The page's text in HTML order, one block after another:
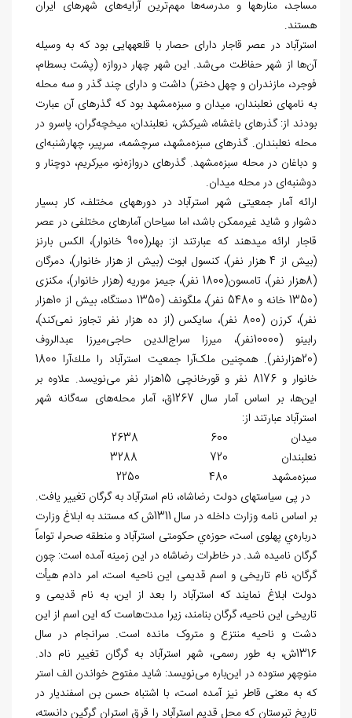
مساجد، مناره‏ها و مدرسهها مهمترین آرایههای شهرهای ایران
هستند.
استرآباد در عصر قاجار دارای حصار با قلعه‏هایی بود که به وسیله
آنها از شهر حفاظت میشد. اين شهر چهار دروازه (پشت بسطام،
فوجرد، مازندران و چهل دختر) داشت و دارای چند گذر و سه محله
به نام‏های نعلبندان، میدان و سبزهمشهد بود که گذرهای آن عبارت
بودند از: گذرهای باغشاه، شیرکش، نعلبندان، میخچهگران، پاسرو در
محله نعلبندان. گذرهای سبزهمشهد، سرچشمه، سرپیر، چهارشنبه‏‌ای
و دباغان در محله سبزهمشهد. گذرهای دروازهنو، میرکریم، دوچنار و
دوشنبه‌‏ای در محله میدان.
ارائه آمار جمعیتی شهر استرآباد در دوره‏های مختلف، کار بسیار
دشوار و شاید غیرممکن باشد، اما سیاحان آمارهای مختلفی در عصر
قاجار ارائه می‏دهند که عبارتند از: بهلر(900 خانوار)، الکس بارنز
(بیش از 4 هزار نفر)، کنسول ابوت (بیش از هزار خانوار)، دمرگان
(8هزار نفر)، تامسون(1800 نفر)، جیمز موریه (هزار خانوار)، مکنزی
(1350 خانه و 5480 نفر)، ملگونف (1350 دستگاه، بيش از 10هزار
نفر)، کرزن (800 نفر)، سایکس (از ده هزار نفر تجاوز نمی
کند)،
رابینو (10000نفر)، میرزا سراج
الدین حاجیمیرزا عبدالروف
(20هزارنفر). همچنین ملک
آرا جمعیت استرآباد را ملك
آرا 1800
خانوار و 8176 نفر و قورخانچی 15هزار نفر می
نویسد. علاوه بر
اینها، بر اساس آمار سال 1267ق، آمار محله های سهگانه شهر
استرآباد عبارتند از:
میدان 600 2638
نعلبندان 720 3288
سبزه‌مشهد 480 2250
در پی سیاستهای دولت رضاشاه، نام استرآباد به گرگان تغییر یافت.
بر اساس نامه وزارت داخله در سال 1311ش که مستند به ابلاغ وزارت
دربارهي پهلوی است، حوزهي حکومتی استرآباد و منطقه صحرا، تواماً
گرگان نامیده شد. در خاطرات رضاشاه در این زمینه آمده است: چون
گرگان، نام تاریخی و اسم قدیمی این ناحیه است، امر دادم هیأت
دولت ابلاغ نمایند که استرآباد را بعد از این، به نام قدیمی و
تاریخی این ناحیه، گرگان بنامند، زیرا مدتهاست که این اسم از این
دشت و ناحیه منتزع و متروک مانده است. سرانجام در سال
1316ش، به طور رسمی، شهر استرآباد به گرگان تغییر نام داد.
منوچهر ستوده در اینباره می‌نویسد: شاید مفتوح خواندن الف استر
که به معنی قاطر نیز آمده است، با اشتباه حسن بن اسفندیار در
تاریخ تبرستان که محل قدیم استرآباد را قرق استران گرگین دانسته،